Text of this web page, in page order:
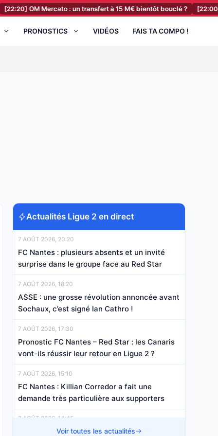
OM Mercato : un transfert à 15 M€ bientôt bouclé ? [22:00] RC
PRONOSTICS VIDÉOS FAIS TA COMPO !
Actualités Ligue 2 en direct
7 AOÛT 2026, 20:20
FC Nantes : plusieurs absents et un invité
surprise dans le groupe face au Red Star
7 AOÛT 2026, 18:20
ASSE : une grosse révolution annoncée avant
Sochaux, c’est signé Ian Cathro !
7 AOÛT 2026, 17:30
Pronostic FC Nantes – Red Star : les Canaris
vont-ils réussir leur retour en Ligue 2 ?
7 AOÛT 2026, 15:10
FC Nantes : Killian Corredor a fait une
demande très particulière aux supporters
7 AOÛT 2026, 14:45
Pronostic Sochaux – ASSE : une victoire des
Voir toutes les actualités